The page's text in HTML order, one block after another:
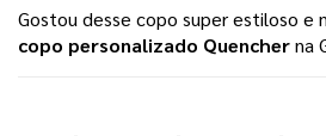
Gostou desse copo super estiloso e
copo personalizado Quencherna